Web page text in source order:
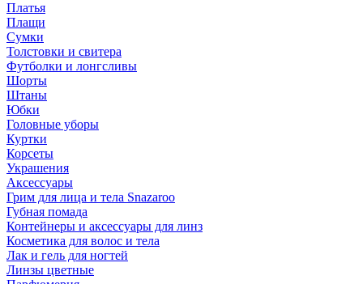
Платья
Плащи
Сумки
Толстовки и свитера
Футболки и лонгсливы
Шорты
Штаны
Юбки
Головные уборы
Куртки
Корсеты
Украшения
Аксессуары
Грим для лица и тела Snazaroo
Губная помада
Контейнеры и аксессуары для линз
Косметика для волос и тела
Лак и гель для ногтей
Линзы цветные